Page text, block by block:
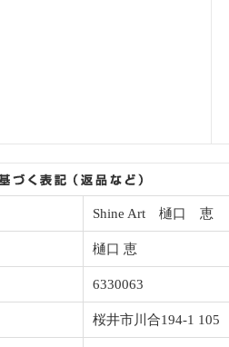
Shine Art 樋口 恵
樋口 恵
6330063
桜井市川合194-1 105